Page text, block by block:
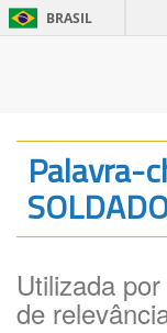
BRASIL
Palavra-
Utilizada
de